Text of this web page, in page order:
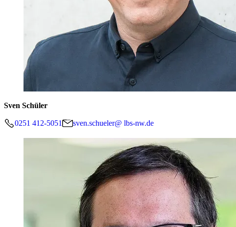
Sven Schüler
0251 412-5051 sven.schueler@ lbs-nw.de